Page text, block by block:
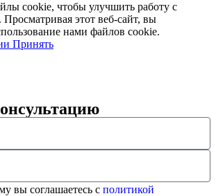
cookie, чтобы улучшить работу с
этот веб-сайт, вы
нами файлов cookie.
Принять
вы соглашаетесь с политикой